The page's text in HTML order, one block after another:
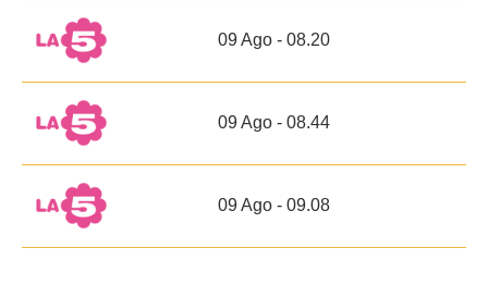
09 Ago - 08.20
09 Ago - 08.44
09 Ago - 09.08